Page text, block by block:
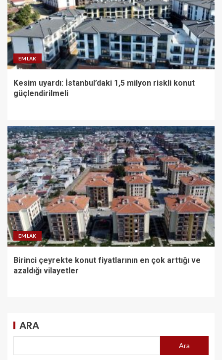
EMLAK
Kesim uyardı: İstanbul’daki 1,5 milyon riskli konut
güçlendirilmeli
EMLAK
Birinci çeyrekte konut fiyatlarının en çok arttığı ve
azaldığı vilayetler
ARA
Ara